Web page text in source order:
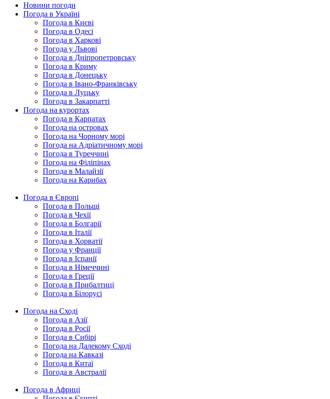
Новини погоди
Погода в Україні
Погода в Києві
Погода в Одесі
Погода в Харкові
Погода у Львові
Погода в Дніпропетровську
Погода в Криму
Погода в Донецьку
Погода в Івано-Франківську
Погода в Луцьку
Погода в Закарпатті
Погода на курортах
Погода в Карпатах
Погода на островах
Погода на Чорному морі
Погода на Адріатичному морі
Погода в Туреччині
Погода на Філіпінах
Погода в Малайзії
Погода на Карибах
Погода в Європі
Погода в Польщі
Погода в Чехії
Погода в Болгарії
Погода в Італії
Погода в Хорватії
Погода у Франції
Погода в Іспанії
Погода в Німеччині
Погода в Греції
Погода в Прибалтиці
Погода в Білорусі
Погода на Сході
Погода в Азії
Погода в Росії
Погода в Сибірі
Погода на Далекому Сході
Погода на Кавказі
Погода в Китаї
Погода в Австралії
Погода в Африці